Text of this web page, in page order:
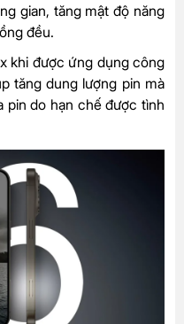
gian, tăng mật độ năng
đều.
khi được ứng dụng công
tăng dung lượng pin mà
pin do hạn chế được tình